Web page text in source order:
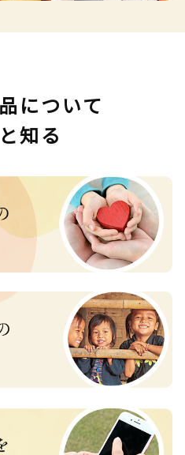
について
知る